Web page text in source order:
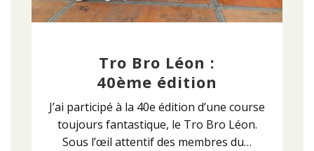
Tro Bro Léon :
40ème édition
J’ai participé à la 40e édition d’une course
toujours fantastique, le Tro Bro Léon.
Sous l’œil attentif des membres du…